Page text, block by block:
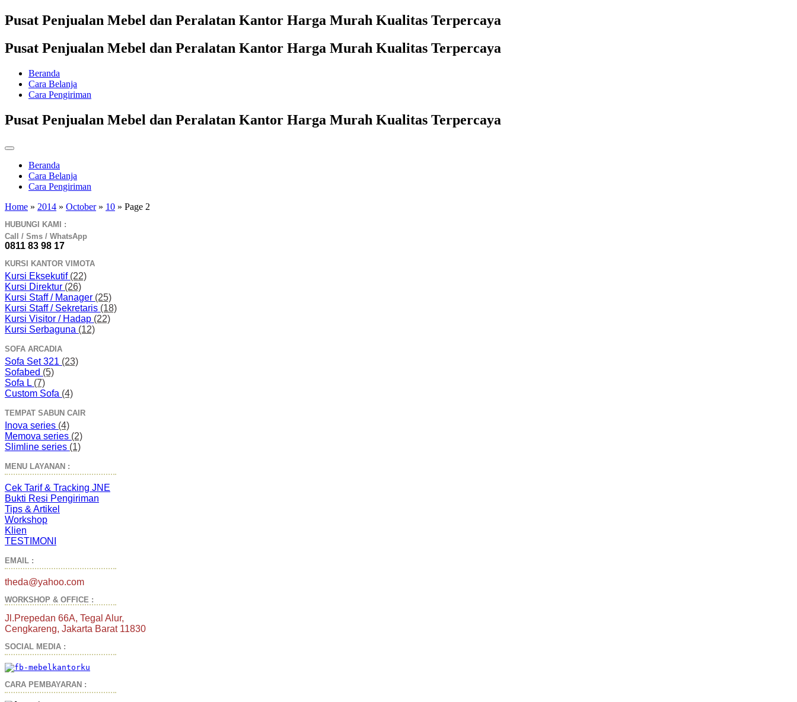
Pusat Penjualan Mebel dan Peralatan Kantor Harga Murah Kualitas Terpercaya
Pusat Penjualan Mebel dan Peralatan Kantor Harga Murah Kualitas Terpercaya
Beranda
Cara Belanja
Cara Pengiriman
Pusat Penjualan Mebel dan Peralatan Kantor Harga Murah Kualitas Terpercaya
Beranda
Cara Belanja
Cara Pengiriman
Home » 2014 » October » 10 » Page 2
HUBUNGI KAMI :
Call / Sms / WhatsApp
0811 83 98 17
KURSI KANTOR VIMOTA
Kursi Eksekutif (22)
Kursi Direktur (26)
Kursi Staff / Manager (25)
Kursi Staff / Sekretaris (18)
Kursi Visitor / Hadap (22)
Kursi Serbaguna (12)
SOFA ARCADIA
Sofa Set 321 (23)
Sofabed (5)
Sofa L (7)
Custom Sofa (4)
TEMPAT SABUN CAIR
Inova series (4)
Memova series (2)
Slimline series (1)
MENU LAYANAN :
Cek Tarif & Tracking JNE
Bukti Resi Pengiriman
Tips & Artikel
Workshop
Klien
TESTIMONI
EMAIL :
theda@yahoo.com
WORKSHOP & OFFICE :
Jl.Prepedan 66A, Tegal Alur,
Cengkareng, Jakarta Barat 11830
SOCIAL MEDIA :
CARA PEMBAYARAN :